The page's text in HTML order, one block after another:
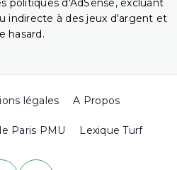
politiques d'AdSense, excluant
indirecte à des jeux d'argent et
hasard.
légales A Propos
Paris PMU Lexique Turf